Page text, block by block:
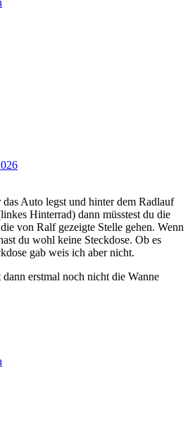
Auto legst und hinter dem Radlauf
Hinterrad) dann müsstest du die
von Ralf gezeigte Stelle gehen. Wenn
du wohl keine Steckdose. Ob es
gab weis ich aber nicht.
dann erstmal noch nicht die Wanne